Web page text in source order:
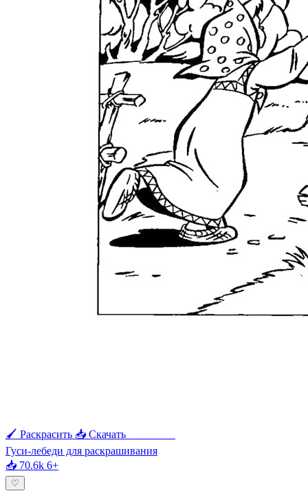
🖌 Раскрасить 📥 Скачать
Гуси-лебеди для раскрашивания
📥 70.6k 6+
♡